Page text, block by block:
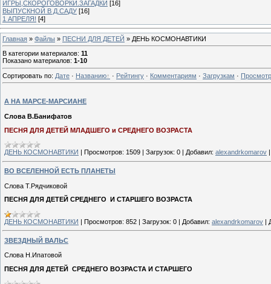
ИГРЫ,СКОРОГОВОРКИ.ЗАГАДКИ [16]
ВЫПУСКНОЙ В Д.САДУ [16]
1 АПРЕЛЯ! [4]
Главная » Файлы » ПЕСНИ ДЛЯ ДЕТЕЙ » ДЕНЬ КОСМОНАВТИКИ
В категории материалов: 11
Показано материалов: 1-10
Сортировать по: Дате · Названию · Рейтингу · Комментариям · Загрузкам ·
А НА МАРСЕ-МАРСИАНЕ
Слова В.Банифатов
ПЕСНЯ ДЛЯ ДЕТЕЙ МЛАДШЕГО и СРЕДНЕГО ВОЗРАСТА
ДЕНЬ КОСМОНАВТИКИ Просмотров: 1509 Загрузок: 0 Добавил: alexandrkomarov
ВО ВСЕЛЕННОЙ ЕСТЬ ПЛАНЕТЫ
Слова Т.Рядчиковой
ПЕСНЯ ДЛЯ ДЕТЕЙ СРЕДНЕГО И СТАРШЕГО ВОЗРАСТА
ДЕНЬ КОСМОНАВТИКИ | Просмотров: 852 | Загрузок: 0 | Добавил: alexandrkomarov |
ЗВЕЗДНЫЙ ВАЛЬС
Слова Н.Ипатовой
ПЕСНЯ ДЛЯ ДЕТЕЙ СРЕДНЕГО ВОЗРАСТА И СТАРШЕГО